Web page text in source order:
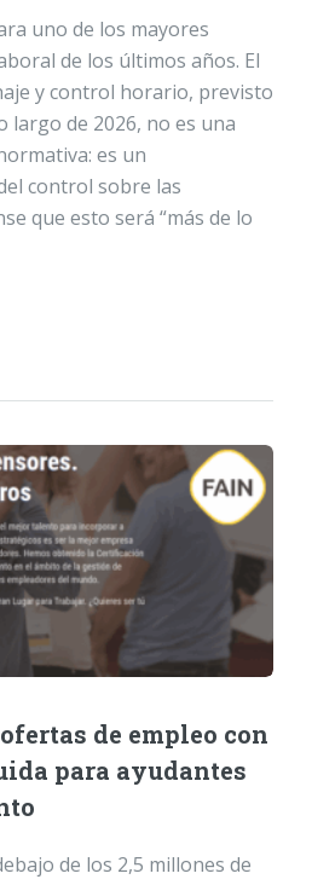
uno de los mayores
de los últimos años. El
y control horario, previsto
largo de 2026, no es una
es un
control sobre las
que esto será “más de lo
de empleo con
para ayudantes
de los 2,5 millones de